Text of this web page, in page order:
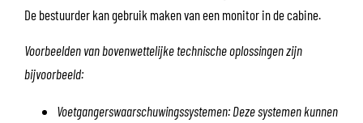
De bestuurder kan gebruik maken van een monitor in de cabine.
Voorbeelden van bovenwettelijke technische oplossingen zijn
bijvoorbeeld:
Voetgangerswaarschuwingssystemen: Deze systemen kunnen